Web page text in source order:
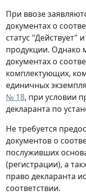
При ввозе
документах о
статус "Действует"
продукции. Однако
документах о
комплектующих,
единичных
№ 18, при условии
декларанта по
Не требуется
документов о
послуживших
(регистрации), а
право декларанта
соответствии.